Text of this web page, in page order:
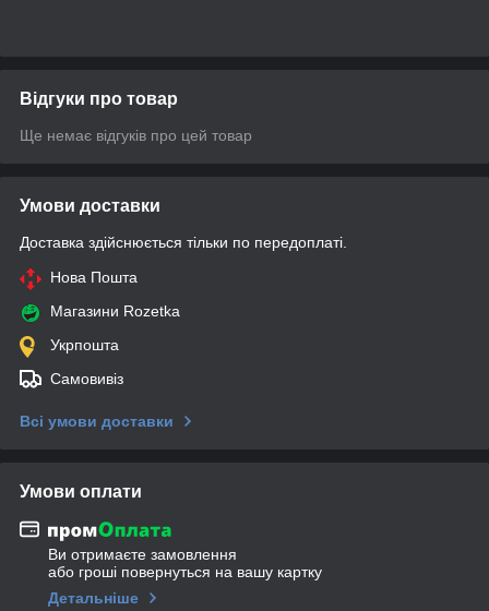
Відгуки про товар
Ще немає відгуків про цей товар
Умови доставки
Доставка здійснюється тільки по передоплаті.
Нова Пошта
Магазини Rozetka
Укрпошта
Самовивіз
Всі умови доставки
Умови оплати
Ви отримаєте замовлення
або гроші повернуться на вашу картку
Детальніше